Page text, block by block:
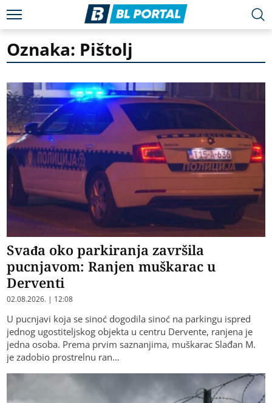
Oznaka: Pištolj
Svađa oko parkiranja završila
pucnjavom: Ranjen muškarac u
Derventi
02.08.2026. | 12:08
U pucnjavi koja se sinoć dogodila sinoć na parkingu ispred
jednog ugostiteljskog objekta u centru Dervente, ranjena je
jedna osoba. Prema prvim saznanjima, muškarac Slađan M.
je zadobio prostrelnu ran…